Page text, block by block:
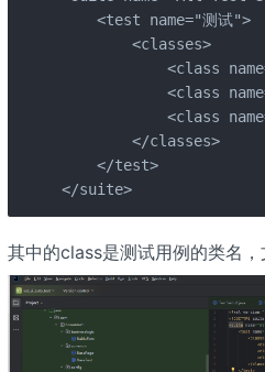
    <test name="测试">
        <classes>
<class
<class
<class
        </classes>
    </test>
</suite>
其中的class是测试用例的类名，